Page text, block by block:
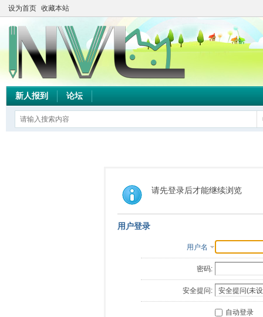
设为首页 收藏本站
新人报到 论坛
请先登录后才能继续浏览
用户登录
用户名
密码:
安全提问:
自动登录